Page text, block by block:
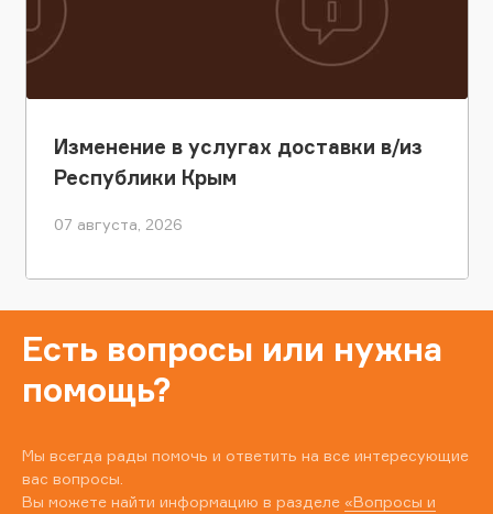
Изменение в услугах доставки в/из
Республики Крым
07 августа, 2026
Есть вопросы или нужна
помощь?
Мы всегда рады помочь и ответить на все интересующие
вас вопросы.
Вы можете найти информацию в разделе «Вопросы и